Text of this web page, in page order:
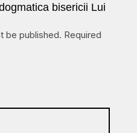
bisericii Lui
be published. Required